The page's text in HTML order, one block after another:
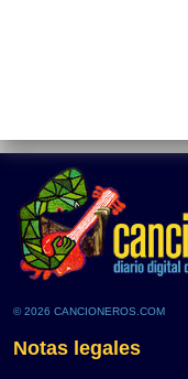
© 2026 CANCIONEROS.COM
Notas legales